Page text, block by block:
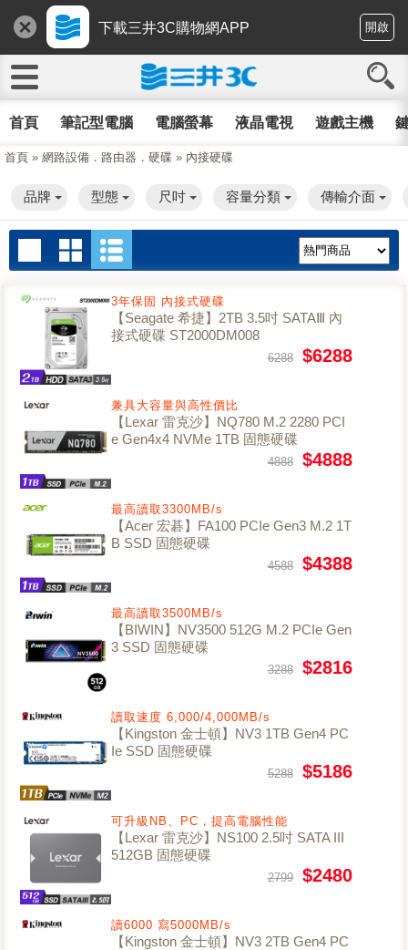
下載三井3C購物網APP 開啟
首頁 筆記型電腦 電腦螢幕 液晶電視 遊戲主機
首頁 » 網路設備．路由器．硬碟 » 內接硬碟
品牌 型態 尺吋 容量分類 傳輸介面
3年保固 內接式硬碟
【Seagate 希捷】2TB 3.5吋 SATAⅢ 內
接式硬碟 ST2000DM008
6288 $6288
兼具大容量與高性價比
【Lexar 雷克沙】NQ780 M.2 2280 PCI
e Gen4x4 NVMe 1TB 固態硬碟
4888 $4888
最高讀取3300MB/s
【Acer 宏碁】FA100 PCIe Gen3 M.2 1T
B SSD 固態硬碟
4588 $4388
最高讀取3500MB/s
【BIWIN】NV3500 512G M.2 PCIe Gen
3 SSD 固態硬碟
3288 $2816
讀取速度 6,000/4,000MB/s
【Kingston 金士頓】NV3 1TB Gen4 PC
Ie SSD 固態硬碟
5288 $5186
可升級NB、PC，提高電腦性能
【Lexar 雷克沙】NS100 2.5吋 SATA III
512GB 固態硬碟
2799 $2480
讀6000 寫5000MB/s
【Kingston 金士頓】NV3 2TB Gen4 PC